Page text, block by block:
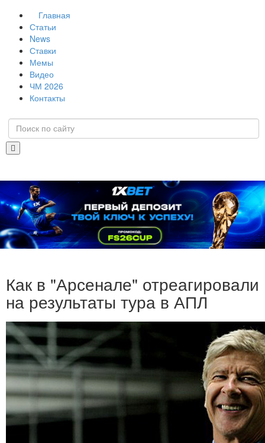
Главная
Статьи
News
Ставки
Мемы
Видео
ЧМ 2026
Контакты
Как в "Арсенале" отреагировали
на результаты тура в АПЛ